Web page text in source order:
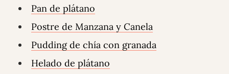
Pan de plátano
Postre de Manzana y Canela
Pudding de chía con granada
Helado de plátano